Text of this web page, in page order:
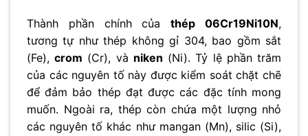
Thành phần chính củathép 06Cr19Ni10N,
tương tự như thép không gỉ 304, bao gồm sắt
(Fe),crom (Cr), và niken (Ni). Tỷ lệ phần trăm
của các nguyên tố này được kiểm soát chặt chẽ
để đảm bảo thép đạt được các đặc tính mong
muốn. Ngoài ra, thép còn chứa một lượng nhỏ
các nguyên tố khác như mangan (Mn), silic (Si),